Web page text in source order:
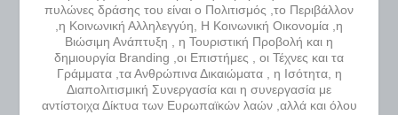
πυλώνες δράσης του είναι ο Πολιτισμός ,το Περιβάλλον
,η Κοινωνική Αλληλεγγύη, Η Κοινωνική Οικονομία ,η
Βιώσιμη Ανάπτυξη , η Τουριστική Προβολή και η
δημιουργία Branding ,οι Επιστήμες , οι Τέχνες και τα
Γράμματα ,τα Ανθρώπινα Δικαιώματα , η Ισότητα, η
Διαπολιτισμική Συνεργασία και η συνεργασία με
αντίστοιχα Δίκτυα των Ευρωπαϊκών λαών ,αλλά και όλου